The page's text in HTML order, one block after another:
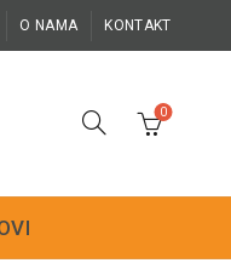
O NAMA KONTAKT
0